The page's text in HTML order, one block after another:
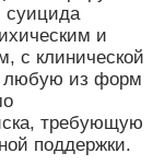
суицида
и
с клинической
любую из форм
требующую
поддержки.